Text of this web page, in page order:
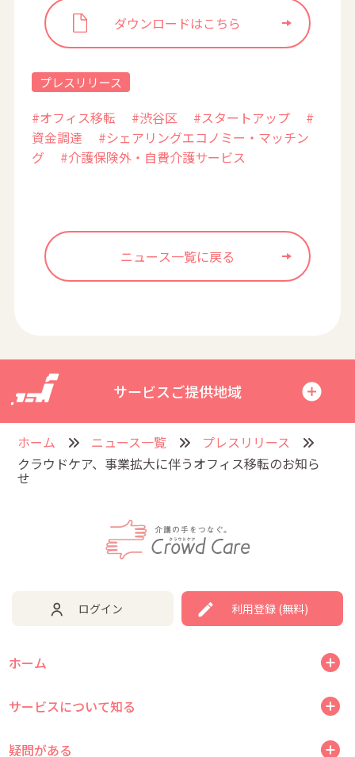
ダウンロードはこちら
プレスリリース
#オフィス移転 #渋谷区 #スタートアップ
#
資金調達
#シェアリングエコノミー・マッチン
グ
#介護保険外・自費介護サービス
ニュース一覧に戻る
サービスご提供地域
ホーム ニュース一覧
プレスリリース
クラウドケア、事業拡大に伴うオフィス移転のお知ら
せ
ログイン 利用登録 (無料)
ホーム
サービスについて知る
疑問がある